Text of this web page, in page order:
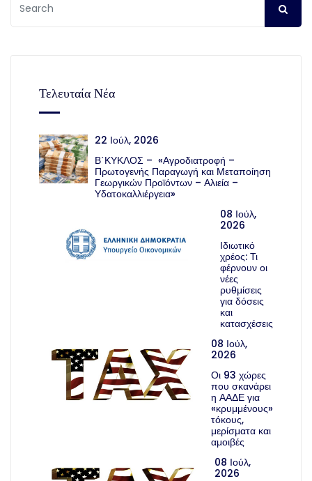
Τελευταία Νέα
22 Ιούλ, 2026
Β΄ΚΥΚΛΟΣ – «Αγροδιατροφή –
Πρωτογενής Παραγωγή και Μεταποίηση
Γεωργικών Προϊόντων – Αλιεία –
Υδατοκαλλιέργεια»
08 Ιούλ,
2026
Ιδιωτικό
χρέος: Τι
φέρνουν οι
νέες
ρυθμίσεις
για δόσεις
και
κατασχέσεις
08 Ιούλ,
2026
Οι 93 χώρες
που σκανάρει
η ΑΑΔΕ για
«κρυμμένους»
τόκους,
μερίσματα και
αμοιβές
08 Ιούλ,
2026